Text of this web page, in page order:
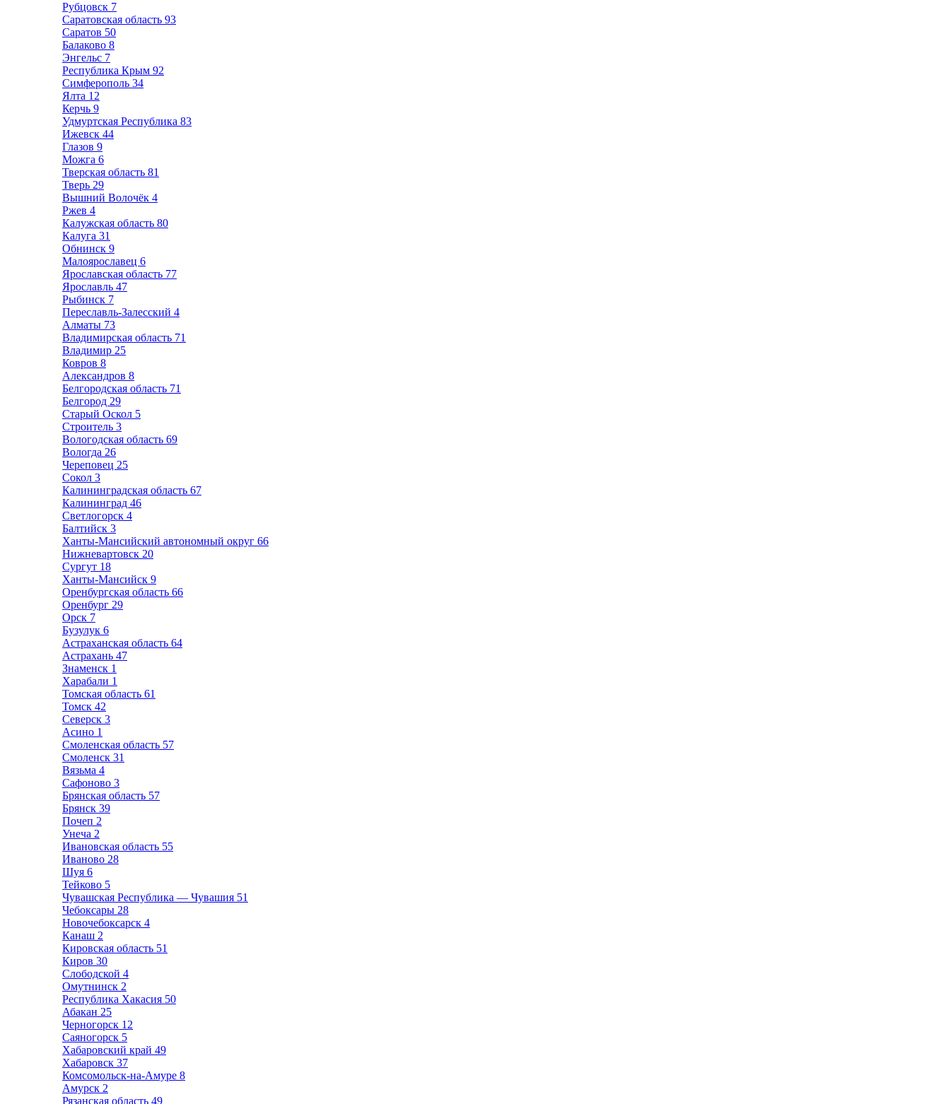
Рубцовск 7
Саратовская область 93
Саратов 50
Балаково 8
Энгельс 7
Республика Крым 92
Симферополь 34
Ялта 12
Керчь 9
Удмуртская Республика 83
Ижевск 44
Глазов 9
Можга 6
Тверская область 81
Тверь 29
Вышний Волочёк 4
Ржев 4
Калужская область 80
Калуга 31
Обнинск 9
Малоярославец 6
Ярославская область 77
Ярославль 47
Рыбинск 7
Переславль-Залесский 4
Алматы 73
Владимирская область 71
Владимир 25
Ковров 8
Александров 8
Белгородская область 71
Белгород 29
Старый Оскол 5
Строитель 3
Вологодская область 69
Вологда 26
Череповец 25
Сокол 3
Калининградская область 67
Калининград 46
Светлогорск 4
Балтийск 3
Ханты-Мансийский автономный округ 66
Нижневартовск 20
Сургут 18
Ханты-Мансийск 9
Оренбургская область 66
Оренбург 29
Орск 7
Бузулук 6
Астраханская область 64
Астрахань 47
Знаменск 1
Харабали 1
Томская область 61
Томск 42
Северск 3
Асино 1
Смоленская область 57
Смоленск 31
Вязьма 4
Сафоново 3
Брянская область 57
Брянск 39
Почеп 2
Унеча 2
Ивановская область 55
Иваново 28
Шуя 6
Тейково 5
Чувашская Республика — Чувашия 51
Чебоксары 28
Новочебоксарск 4
Канаш 2
Кировская область 51
Киров 30
Слободской 4
Омутнинск 2
Республика Хакасия 50
Абакан 25
Черногорск 12
Саяногорск 5
Хабаровский край 49
Хабаровск 37
Комсомольск-на-Амуре 8
Амурск 2
Рязанская область 49